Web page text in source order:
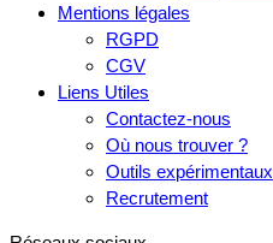
Mentions légales
RGPD
CGV
Liens Utiles
Contactez-nous
Où nous trouver ?
Outils expérimentaux
Recrutement